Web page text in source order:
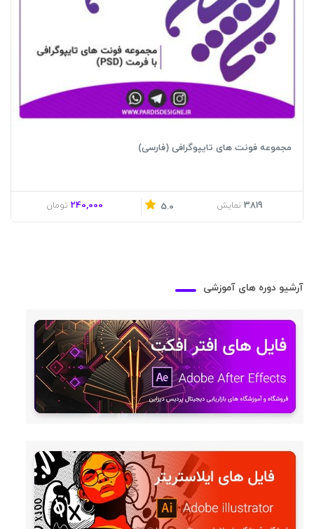
مجموعه فونت های تایپوگرافی (فارسی)
3819 نمایش 5.0
240,000 تومان
آرشیو دوره های آموزشی